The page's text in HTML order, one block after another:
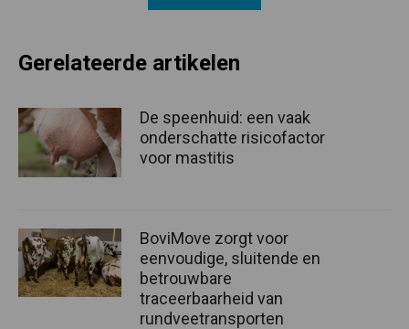
Gerelateerde artikelen
De speenhuid: een vaak
onderschatte risicofactor
voor mastitis
BoviMove zorgt voor
eenvoudige, sluitende en
betrouwbare
traceerbaarheid van
rundveetransporten